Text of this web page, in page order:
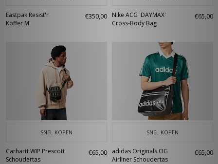
Eastpak Resist'r
Koffer M
€350,00
Nike ACG 'DAYMAX'
Cross-Body Bag
€65,00
SNEL KOPEN
Carhartt WIP Prescott
Schoudertas
€65,00
SNEL KOPEN
adidas Originals OG
Airliner Schoudertas
€65,00